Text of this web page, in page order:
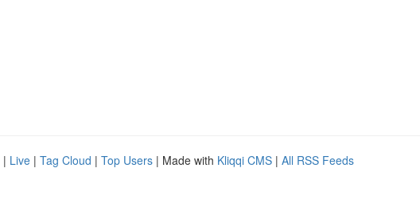
| Live | Tag Cloud | Top Users | Made with Kliqqi CMS | All RSS Feeds